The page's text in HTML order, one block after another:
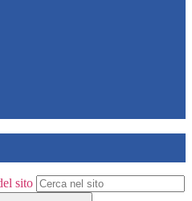
sito